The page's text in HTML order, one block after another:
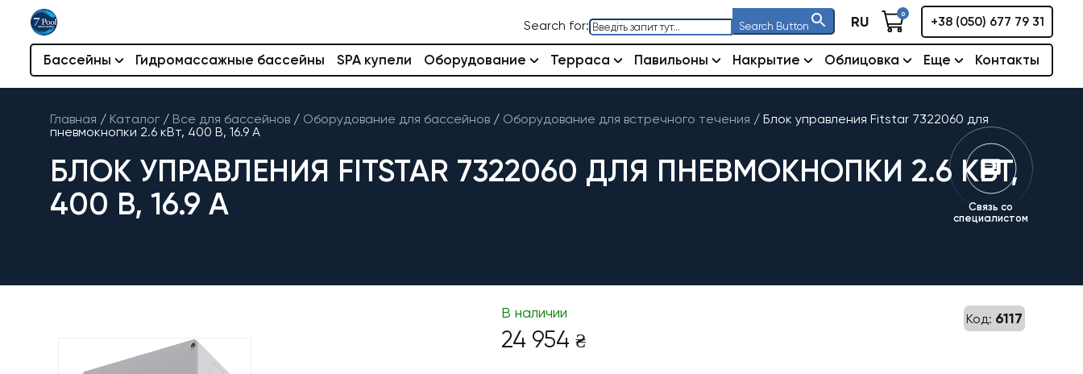
Search for: Search Button RU 0
+38 (050) 677 79 31
Бассейны Гидромассажные бассейны SPA купели Оборудование Терраса Павильоны Накрытие Облицовка Еще Контакты
Главная / Каталог / Все для бассейнов / Оборудование для бассейнов / Оборудование для встречного течения / Блок управления Fitstar 7322060 для
пневмокнопки 2.6 кВт, 400 В, 16.9 А
БЛОК УПРАВЛЕНИЯ FITSTAR 7322060 ДЛЯ ПНЕВМОКНОПКИ 2.6 КВТ,
400 В, 16.9 А
Связь со
специалистом
Код: 6117
В наличии
24 954 ₴